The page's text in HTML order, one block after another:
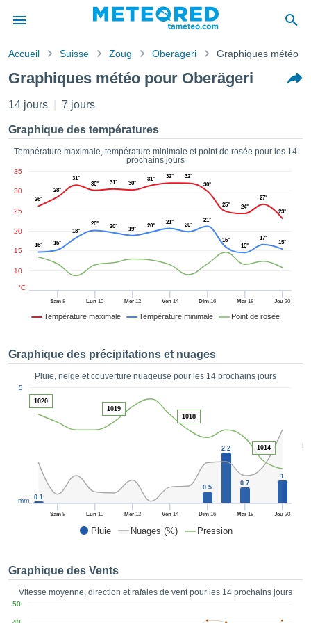
de
a
par
des
Vous
les
:
des
de
des
de très
ACCEPTER
PARAMÈTRES
Accueil Suisse Zoug Oberägeri Graphiques météo
Graphiques météo pour Oberägeri
14 jours 7 jours
Graphique des températures
Température maximale, température minimale et point de rosée pour les 14
prochains jours
Température maximale Température minimale Point de rosée
Sam8 Lun 10 Mer12 Ven14 Dim 16 Mar18 Jeu 20
10
15
20
25
30
35
°C
26°
28°
31°
30°
31° 30°
31° 32°
32°
30°
25° 24°
27°
23°
15° 15°
18°
20° 20° 19°
20°
21° 20°
21°
16°
15°
17°
15°
Graphique des précipitations et nuages
Pluie, neige et couverture nuageuse pour les 14 prochains jours
Pluie Nuages (%) Pression
50
Sam8 Lun 10 Mer12 Ven14 Dim 16 Mar18 Jeu 20
5
mm 0.1
0.5
2.2
0.7
1
1020
1019
1018
1014
Graphique des Vents
Vitesse moyenne, direction et rafales de vent pour les 14 prochains jours
50